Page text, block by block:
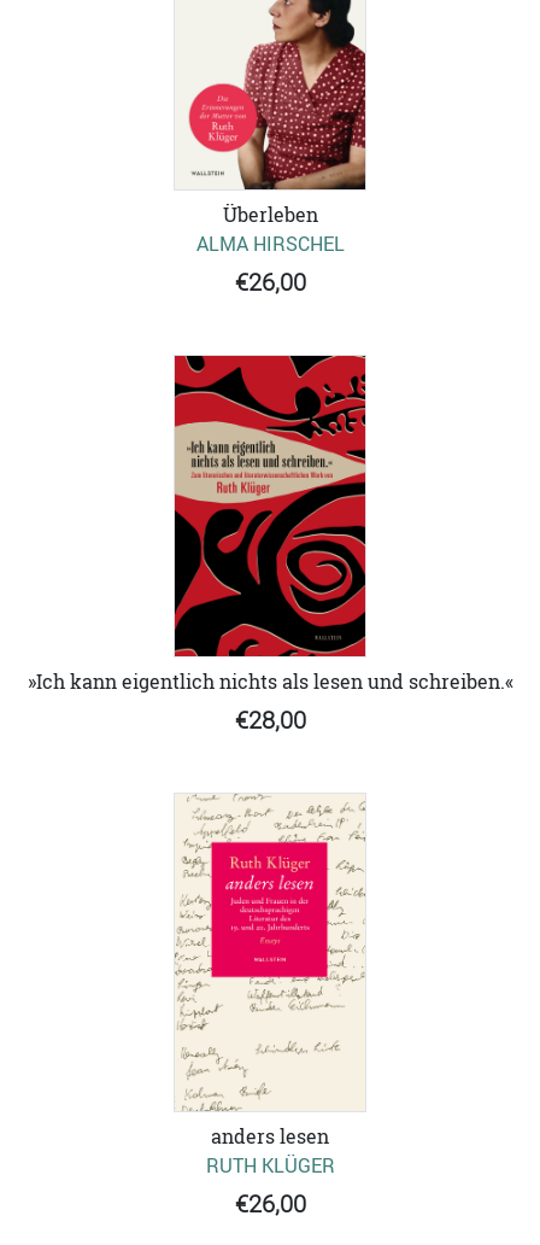
Überleben
ALMA HIRSCHEL
€26,00
»Ich kann eigentlich nichts als lesen und schreiben.«
€28,00
anders lesen
RUTH KLÜGER
€26,00